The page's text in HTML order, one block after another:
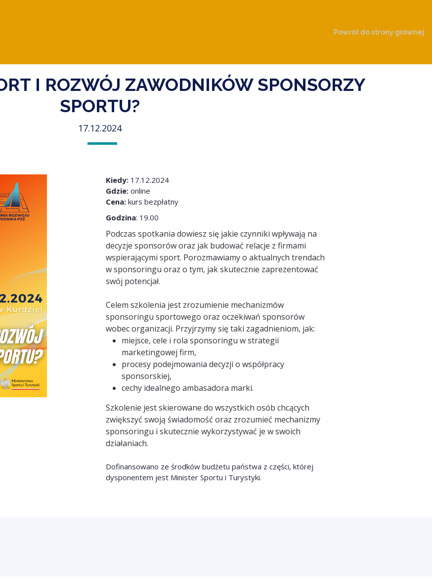
Powrót do strony głównej
I ROZWÓJ ZAWODNIKÓW SPONSORZY
SPORTU?
17.12.2024
Kiedy: 17.12.2024
Gdzie: online
Cena: kurs bezpłatny
Godzina: 19.00
Podczas spotkania dowiesz się jakie czynniki wpływają na
decyzje sponsorów oraz jak budować relacje z firmami
wspierającymi sport. Porozmawiamy o aktualnych trendach
w sponsoringu oraz o tym, jak skutecznie zaprezentować
swój potencjał.
Celem szkolenia jest zrozumienie mechanizmów
sponsoringu sportowego oraz oczekiwań sponsorów
wobec organizacji. Przyjrzymy się taki zagadnieniom, jak:
miejsce, cele i rola sponsoringu w strategii
marketingowej firm,
procesy podejmowania decyzji o współpracy
sponsorskiej,
cechy idealnego ambasadora marki.
Szkolenie jest skierowane do wszystkich osób chcących
zwiększyć swoją świadomość oraz zrozumieć mechanizmy
sponsoringu i skutecznie wykorzystywać je w swoich
działaniach.
Dofinansowano ze środków budżetu państwa z części, której
dysponentem jest Minister Sportu i Turystyki.